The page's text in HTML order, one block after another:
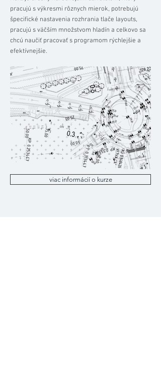
pracujú s výkresmi rôznych mierok, potrebujú
špecifické nastavenia rozhrania tlače layouts,
pracujú s väčším množstvom hladín a celkovo sa
chcú naučiť pracovať s programom rýchlejšie a
efektívnejšie.
viac informácií o kurze